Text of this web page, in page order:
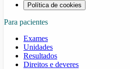
Política de cookies
Para pacientes
Exames
Unidades
Resultados
Direitos e deveres